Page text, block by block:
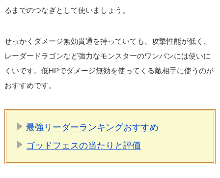
るまでのつなぎとして使いましょう。
せっかくダメージ無効貫通を持っていても、攻撃性能が低く、
レーダードラゴンなど強力なモンスターのワンパンには使いに
くいです。低HPでダメージ無効を使ってくる敵相手に使うのが
おすすめです。
最強リーダーランキングおすすめ
ゴッドフェスの当たりと評価